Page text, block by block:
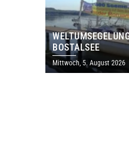
BOSTALSEE
Mittwoch, 5. August 2026